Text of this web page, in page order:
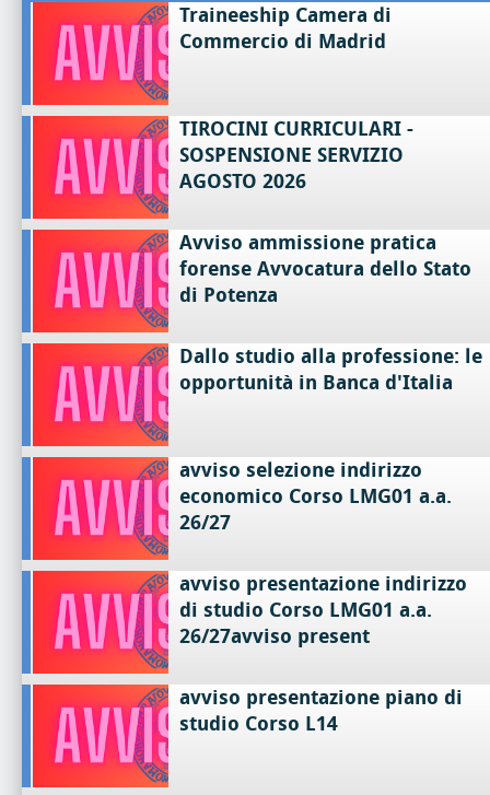
Traineeship Camera di
Commercio di Madrid
TIROCINI CURRICULARI -
SOSPENSIONE SERVIZIO
AGOSTO 2026
Avviso ammissione pratica
forense Avvocatura dello Stato
di Potenza
Dallo studio alla professione: le
opportunità in Banca d'Italia
avviso selezione indirizzo
economico Corso LMG01 a.a.
26/27
avviso presentazione indirizzo
di studio Corso LMG01 a.a.
26/27avviso present
avviso presentazione piano di
studio Corso L14